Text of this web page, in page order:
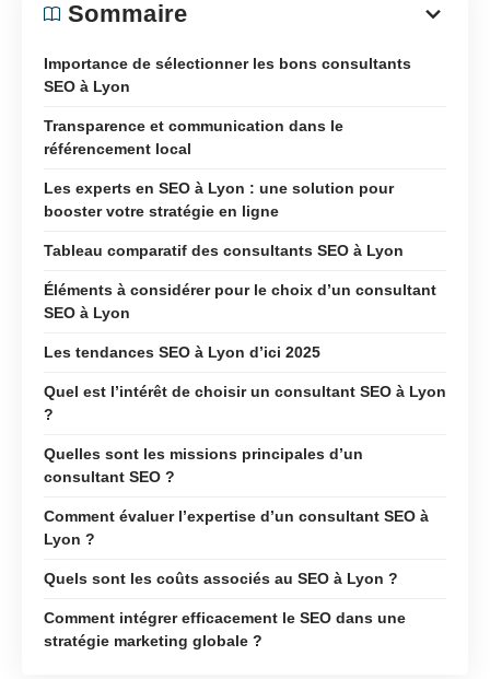
Sommaire
Importance de sélectionner les bons consultants
SEO à Lyon
Transparence et communication dans le
référencement local
Les experts en SEO à Lyon : une solution pour
booster votre stratégie en ligne
Tableau comparatif des consultants SEO à Lyon
Éléments à considérer pour le choix d’un consultant
SEO à Lyon
Les tendances SEO à Lyon d’ici 2025
Quel est l’intérêt de choisir un consultant SEO à Lyon
?
Quelles sont les missions principales d’un
consultant SEO ?
Comment évaluer l’expertise d’un consultant SEO à
Lyon ?
Quels sont les coûts associés au SEO à Lyon ?
Comment intégrer efficacement le SEO dans une
stratégie marketing globale ?